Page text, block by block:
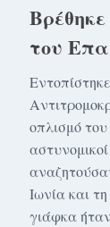
του
οπλισμό
Ιωνία και
γιάφκα ήταν